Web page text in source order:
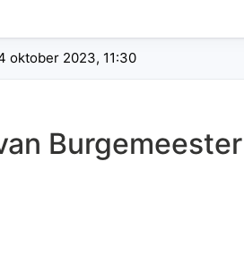
oktober 2023, 11:30